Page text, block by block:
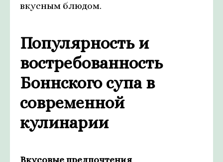
вкусным блюдом.
Популярность и
востребованность
Боннского супа в
современной
кулинарии